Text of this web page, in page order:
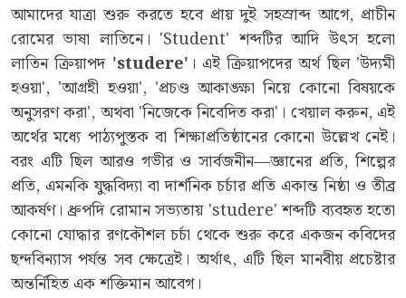
আমাদের যাত্রা শুরু করতে হবে প্রায় দুই সহস্রাব্দ আগে, প্রাচীন
রোমের ভাষা লাতিনে। 'Student' শব্দটির আদি উৎস হলো
লাতিন ক্রিয়াপদ 'studere' । এই ক্রিয়াপদের অর্থ ছিল 'উদ্যমী
হওয়া', 'আগ্রহী হওয়া', 'প্রচণ্ড আকাঙ্ক্ষা নিয়ে কোনো বিষয়কে
অনুসরণ করা', অথবা 'নিজেকে নিবেদিত করা'। খেয়াল করুন, এই
অর্থের মধ্যে পাঠ্যপুস্তক বা শিক্ষাপ্রতিষ্ঠানের কোনো উল্লেখ নেই।
বরং এটি ছিল আরও গভীর ও সার্বজনীন—জ্ঞানের প্রতি, শিল্পের
প্রতি, এমনকি যুদ্ধবিদ্যা বা দার্শনিক চর্চার প্রতি একান্ত নিষ্ঠা ও তীব্র
আকর্ষণ। ধ্রুপদি রোমান সভ্যতায় 'studere' শব্দটি ব্যবহৃত হতো
কোনো যোদ্ধার রণকৌশল চর্চা থেকে শুরু করে একজন কবিদের
ছন্দবিন্যাস পর্যন্ত সব ক্ষেত্রেই। অর্থাৎ, এটি ছিল মানবীয় প্রচেষ্টার
অন্তর্নিহিত এক শক্তিমান আবেগ।